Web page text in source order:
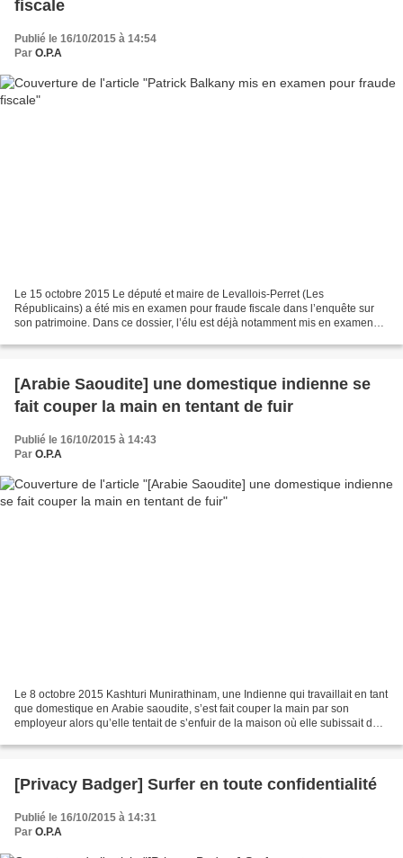
fiscale
Publié le 16/10/2015 à 14:54
Par O.P.A
Le 15 octobre 2015 Le député et maire de Levallois-Perret (Les
Républicains) a été mis en examen pour fraude fiscale dans l’enquête sur
son patrimoine. Dans ce dossier, l’élu est déjà notamment mis en examen
[Arabie Saoudite] une domestique indienne se
fait couper la main en tentant de fuir
Publié le 16/10/2015 à 14:43
Par O.P.A
Le 8 octobre 2015 Kashturi Munirathinam, une Indienne qui travaillait en tant
que domestique en Arabie saoudite, s’est fait couper la main par son
employeur alors qu’elle tentait de s’enfuir de la maison où elle subissait de
[Privacy Badger] Surfer en toute confidentialité
Publié le 16/10/2015 à 14:31
Par O.P.A